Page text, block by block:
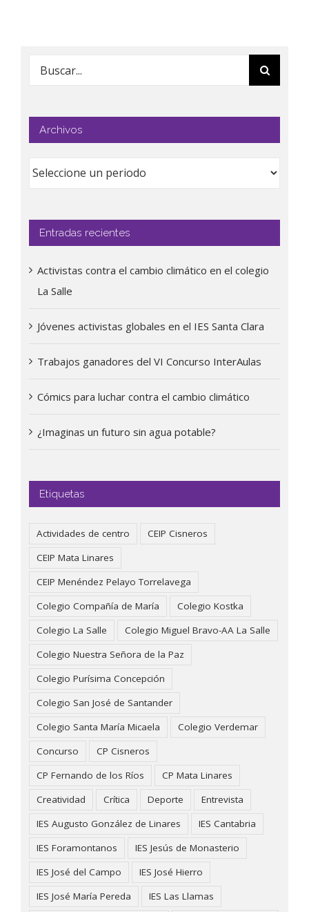
Buscar:
Archivos
Entradas recientes
Activistas contra el cambio climático en el colegio
La Salle
Jóvenes activistas globales en el IES Santa Clara
Trabajos ganadores del VI Concurso InterAulas
Cómics para luchar contra el cambio climático
¿Imaginas un futuro sin agua potable?
Etiquetas
Actividades de centro
CEIP Cisneros
CEIP Mata Linares
CEIP Menéndez Pelayo Torrelavega
Colegio Compañía de María
Colegio Kostka
Colegio La Salle
Colegio Miguel Bravo-AA La Salle
Colegio Nuestra Señora de la Paz
Colegio Purísima Concepción
Colegio San José de Santander
Colegio Santa María Micaela
Colegio Verdemar
Concurso
CP Cisneros
CP Fernando de los Ríos
CP Mata Linares
Creatividad
Crítica Deporte
Entrevista
IES Augusto González de Linares
IES Cantabria
IES Foramontanos
IES Jesús de Monasterio
IES José del Campo
IES José Hierro
IES José María Pereda
IES Las Llamas